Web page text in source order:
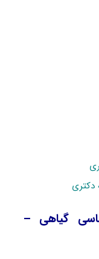
دکتری
گیاهی –